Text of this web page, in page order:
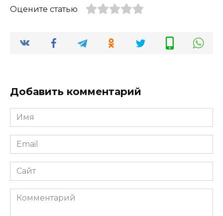
Оцените статью
Добавить комментарий
Имя
*
Email
*
Сайт
Комментарий